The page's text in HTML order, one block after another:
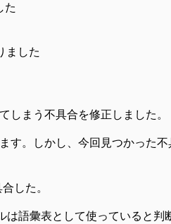
た
ました
しまう不具合を修正しました。
す。しかし、今回見つかった
した。
語彙表として使っていると判